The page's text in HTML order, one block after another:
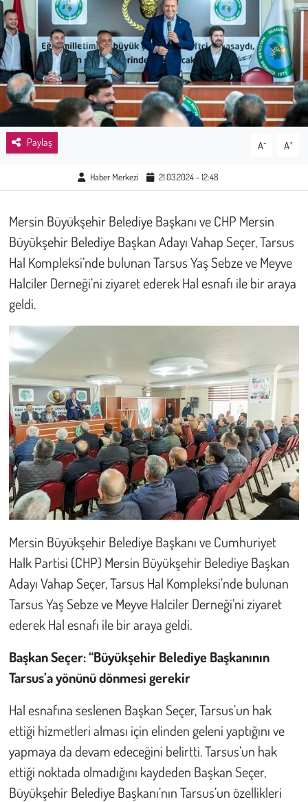
Paylaş A- A+
Haber Merkezi 21.03.2024 - 12:48
Mersin Büyükşehir Belediye Başkanı ve CHP Mersin
Büyükşehir Belediye Başkan Adayı Vahap Seçer, Tarsus
Hal Kompleksi’nde bulunan Tarsus Yaş Sebze ve Meyve
Halciler Derneği’ni ziyaret ederek Hal esnafı ile bir araya
geldi.
Mersin Büyükşehir Belediye Başkanı ve Cumhuriyet
Halk Partisi (CHP) Mersin Büyükşehir Belediye Başkan
Adayı Vahap Seçer, Tarsus Hal Kompleksi’nde bulunan
Tarsus Yaş Sebze ve Meyve Halciler Derneği’ni ziyaret
ederek Hal esnafı ile bir araya geldi.
Başkan Seçer: “Büyükşehir Belediye Başkanının
Tarsus’a yönünü dönmesi gerekir
Hal esnafına seslenen Başkan Seçer, Tarsus’un hak
ettiği hizmetleri alması için elinden geleni yaptığını ve
yapmaya da devam edeceğini belirtti. Tarsus’un hak
ettiği noktada olmadığını kaydeden Başkan Seçer,
Büyükşehir Belediye Başkanı’nın Tarsus’un özellikleri
Sağlık
Kadın
Emek
Spor
Bilim - Teknoloji
İnsan Hakları
Çevre
Galeri
Günün İçinden
Vefat İlanları
Tarih
Hukuk
Tarım
Son Dakika
Kent
Eğlence